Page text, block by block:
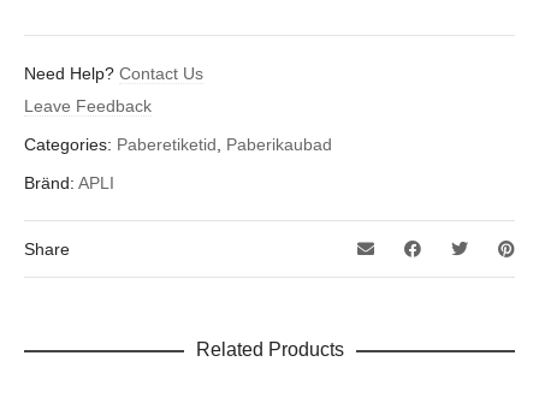
Need Help? Contact Us
Leave Feedback
Categories: Paberetiketid, Paberikaubad
Bränd: APLI
Share
Related Products